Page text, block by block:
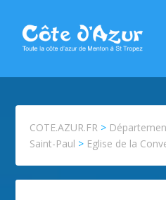
COTE.AZUR.FR >
Saint-Paul > Eglise de la